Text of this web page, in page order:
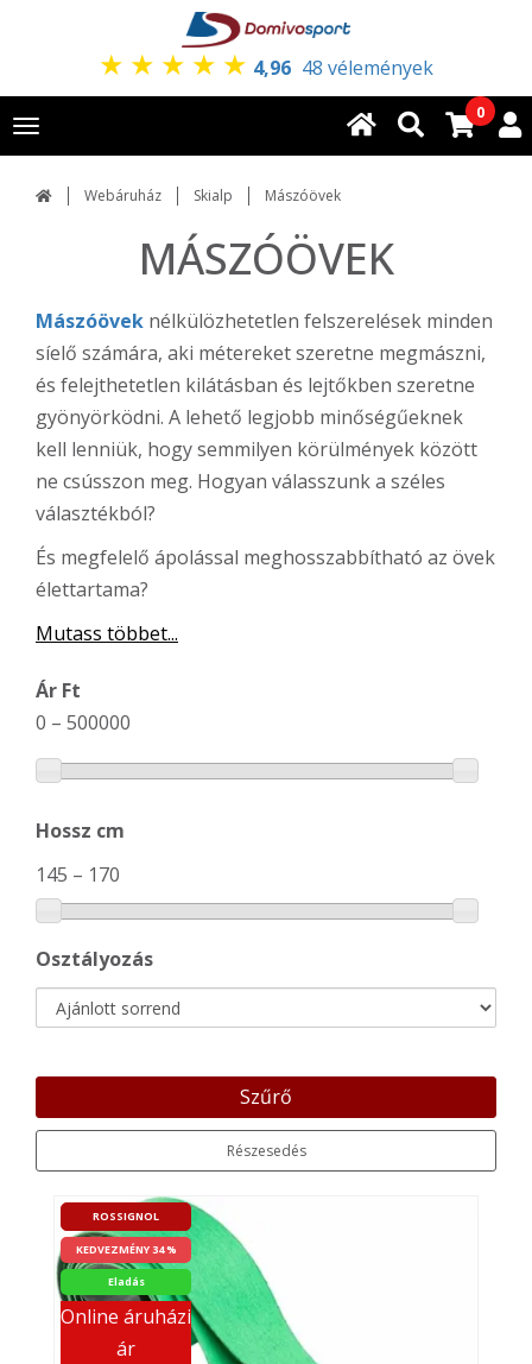
★ ★ ★ ★ ★ 4,96 48 vélemények
Toggle
navigation
0
Webáruház Skialp Mászóövek
MÁSZÓÖVEK
Mászóövek nélkülözhetetlen felszerelések minden
síelő számára, aki métereket szeretne megmászni,
és felejthetetlen kilátásban és lejtőkben szeretne
gyönyörködni. A lehető legjobb minőségűeknek
kell lenniük, hogy semmilyen körülmények között
ne csússzon meg. Hogyan válasszunk a széles
választékból?
És megfelelő ápolással meghosszabbítható az övek
élettartama?
Mutass többet...
Ár Ft
0 – 500000
Hossz cm
145 – 170
Osztályozás
Szűrő
Részesedés
ROSSIGNOL
KEDVEZMÉNY 34 %
Eladás
Online áruházi
ár